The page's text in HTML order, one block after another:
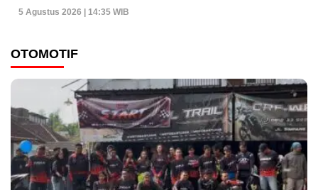
5 Agustus 2026 | 14:35 WIB
OTOMOTIF